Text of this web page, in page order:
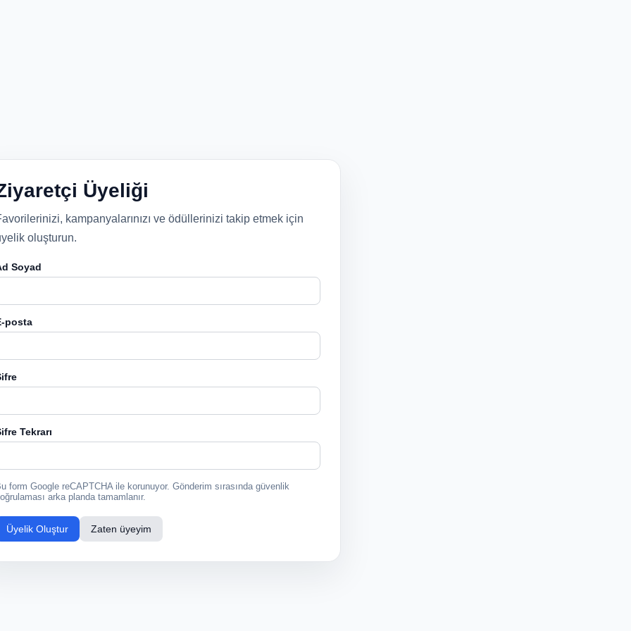
Üyeliği
kampanyalarınızı ve ödüllerinizi takip etmek için
oluşturun.
Soyad
posta
Tekrarı
form Google reCAPTCHA ile korunuyor. Gönderim sırasında güvenlik
arka planda tamamlanır.
Üyelik Oluştur Zaten üyeyim